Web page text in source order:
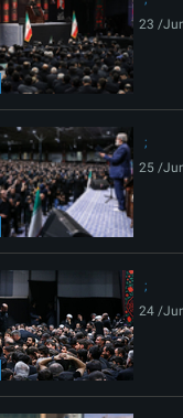
23 /
25 /
24 /